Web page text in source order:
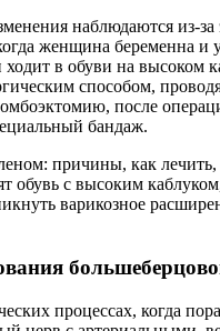
наблюдаются из-
женщина беременна и
ходит в обуви на высоком
способом,
после
бандаж.
обувь с высоким
варикозное
процессах, когда